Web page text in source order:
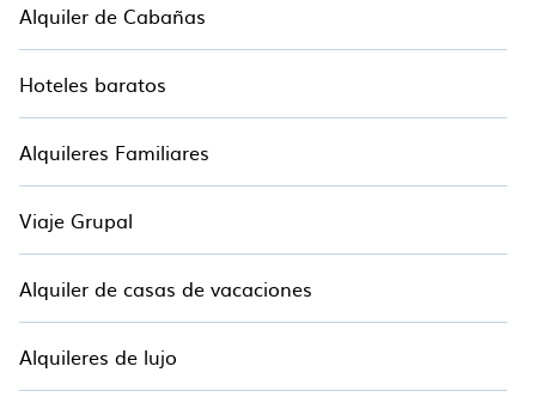
incluido, hasta hoteles boutique y alquileres de
lujo, tenemos miles de hoteles, resorts, posadas y
moteles con precios actualizados para 2026. El
Hotala también enumera muchos hoteles de
último minuto y hoteles baratos de muchos de los
principales proveedores de viajes, incluidas las
principales cadenas de hotel como Radisson
Hotel, Oyo, Marriott, Hyatt, Hilton, MGM Resorts y
Alquiler de Cabañas
Hoteles baratos
Alquileres Familiares
Viaje Grupal
Alquiler de casas de vacaciones
Alquileres de lujo